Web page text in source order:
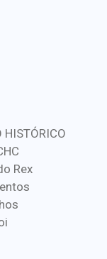
HISTÓRICO
Rex